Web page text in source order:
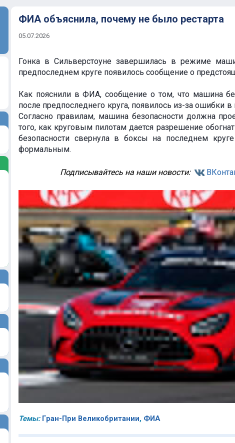
ФИА объяснила, почему не было рестарта
05.07.2026
Гонка в Сильверстоуне завершилась в режиме
предпоследнем круге появилось сообщение о
Как пояснили в ФИА, сообщение о том, что машина
после предпоследнего круга, появилось из-за ошибки
Согласно правилам, машина безопасности должна
того, как круговым пилотам дается разрешение
безопасности свернула в боксы на последнем
формальным.
Подписывайтесь на наши новости:
Темы: Гран-При Великобритании, ФИА